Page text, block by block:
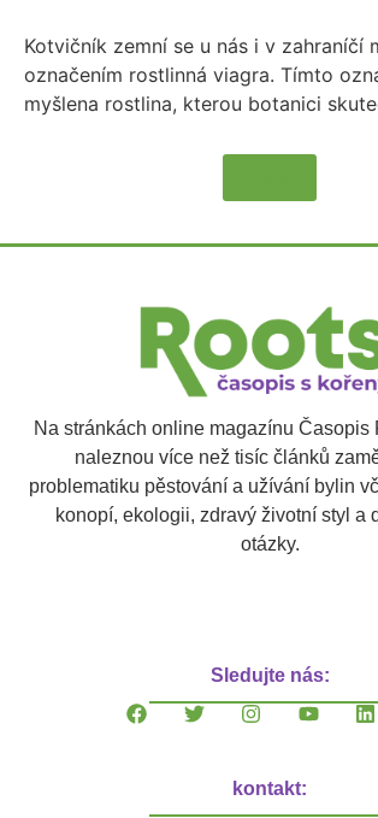
Kotvičník zemní se u nás i v zahraníčí
označením rostlinná viagra. Tímto
myšlena rostlina, kterou botanici
Na stránkách online magazínu Časopis
naleznou více než tisíc článků
problematiku pěstování a užívání bylin
konopí, ekologii, zdravý životní styl a
otázky.
Sledujte nás:
kontakt: